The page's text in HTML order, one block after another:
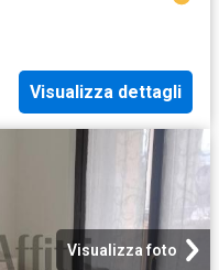
Visualizza dettagli
Visualizza foto